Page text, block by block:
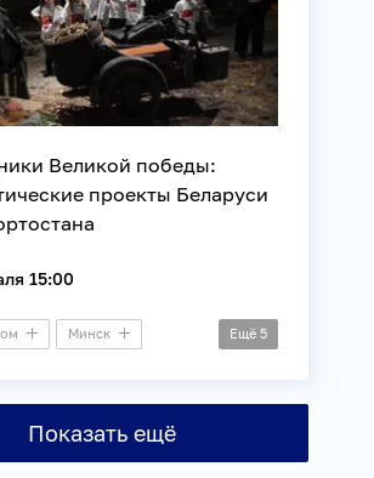
Великой победы:
проекты Беларуси
15:00
Минск
отношения
Союзное государство
Ещё 5
Показать ещё